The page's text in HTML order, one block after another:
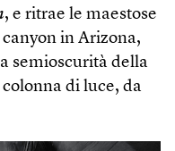
, e ritrae le maestose
in Arizona,
semioscurità della
di luce, da